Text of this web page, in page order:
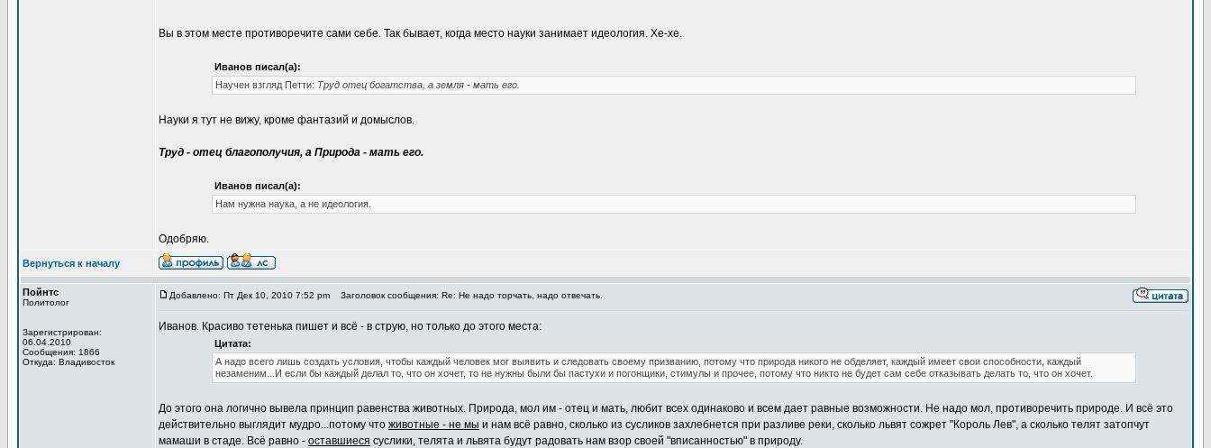
Вы в этом месте противоречите сами себе. Так бывает, когда место науки занимает идеология. Хе-хе.
Иванов писал(а):
Научен взгляд Петти: Труд отец богатства, а земля - мать его.
Науки я тут не вижу, кроме фантазий и домыслов.
Труд - отец благополучия, а Природа - мать его.
Иванов писал(а):
Нам нужна наука, а не идеология.
Одобряю.
Вернуться к началу
Пойнтс
Политолог
Зарегистрирован:
06.04.2010
Сообщения: 1866
Откуда: Владивосток
Добавлено: Пт Дек 10, 2010 7:52 pm Заголовок сообщения: Re: Не надо торчать, надо отвечать.
Иванов. Красиво тетенька пишет и всё - в струю, но только до этого места:
Цитата:
А надо всего лишь создать условия, чтобы каждый человек мог выявить и следовать своему призванию, потому что природа никого не обделяет, каждый имеет свои способности, каждый
незаменим...И если бы каждый делал то, что он хочет, то не нужны были бы пастухи и погонщики, стимулы и прочее, потому что никто не будет сам себе отказывать делать то, что он хочет.
До этого она логично вывела принцип равенства животных. Природа, мол им - отец и мать, любит всех одинаково и всем дает равные возможности. Не надо мол, противоречить природе. И всё это
действительно выглядит мудро...потому что животные - не мы и нам всё равно, сколько из сусликов захлебнется при разливе реки, сколько львят сожрет "Король Лев", а сколько телят затопчут
мамаши в стаде. Всё равно - оставшиеся суслики, телята и львята будут радовать нам взор своей "вписанностью" в природу.